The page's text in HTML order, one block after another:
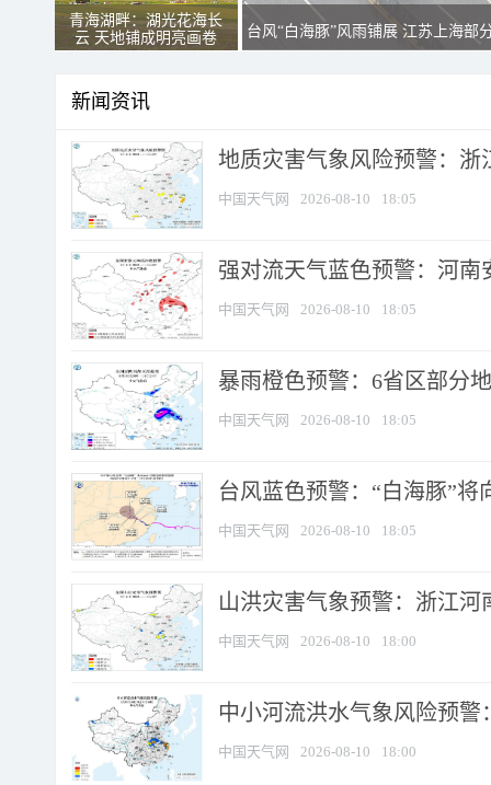
青海湖畔：湖光花海长
云 天地铺成明亮画卷
台风“白海豚”风雨铺展 江苏上海部
新闻资讯
地质灾害气象风险预警：浙
中国天气网 2026-08-10 18:05
强对流天气蓝色预警：河南
中国天气网 2026-08-10 18:05
暴雨橙色预警：6省区部分
中国天气网 2026-08-10 18:05
台风蓝色预警：“白海豚”
中国天气网 2026-08-10 18:05
山洪灾害气象预警：浙江
中国天气网 2026-08-10 18:00
中小河流洪水气象风险预
中国天气网 2026-08-10 18:00